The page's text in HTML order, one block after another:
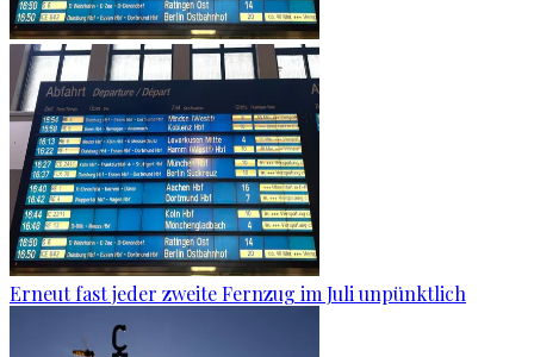
Erneut fast jeder zweite Fernzug im Juli unpünktlich